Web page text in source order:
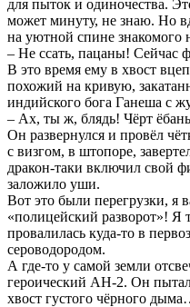
для пыток и одиночества.
может минуту, не знаю. Но
на уютной спине
– Не ссать, пацаны! Сейчас
В это время ему в хвост
похожий на кривую,
индийского бога Ганеша с
– Ах, ты ж, блядь! Чёрт
Он развернулся и провёл
с визгом, в штопоре,
дракон-таки включил свой
заложило уши.
Вот это были перегрузки, я
«полицейский разворот»! Я
провалилась куда-то в
сероводородом.
А где-то у самой земли
героический АН-2. Он
хвост густого чёрного